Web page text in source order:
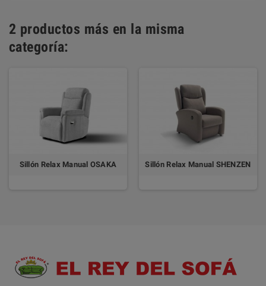
2 productos más en la misma
categoría:
Sillón Relax Manual OSAKA Sillón Relax Manual SHENZEN